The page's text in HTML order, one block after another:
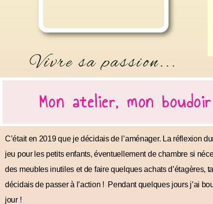
Vivre sa passion...
Mon atelier, mon
C’était en 2019 que je décidais de l’aménager. La réflexion
jeu pour les petits enfants, éventuellement de chambre si
des meubles inutiles et de faire quelques achats
décidais de passer à l’action ! Pendant quelques jours j’ai
jour !